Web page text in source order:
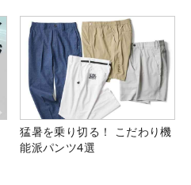
猛暑を乗り切る！ こだわり機
能派パンツ4選